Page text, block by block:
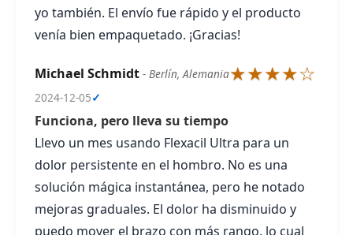
yo también. El envío fue rápido y el producto
venía bien empaquetado. ¡Gracias!
Michael Schmidt - Berlín, Alemania★★★★☆
2024-12-05✓
Funciona, pero lleva su tiempo
Llevo un mes usando Flexacil Ultra para un
dolor persistente en el hombro. No es una
solución mágica instantánea, pero he notado
mejoras graduales. El dolor ha disminuido y
puedo mover el brazo con más rango, lo cual